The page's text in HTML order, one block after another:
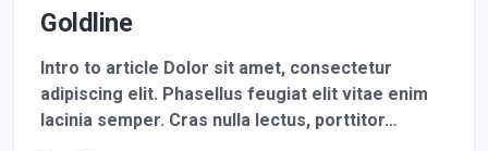
Goldline
Intro to article Dolor sit amet, consectetur
adipiscing elit. Phasellus feugiat elit vitae enim
lacinia semper. Cras nulla lectus, porttitor…